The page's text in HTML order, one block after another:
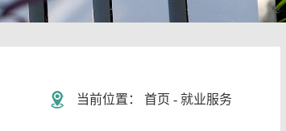
当前位置：首页 -就业服务